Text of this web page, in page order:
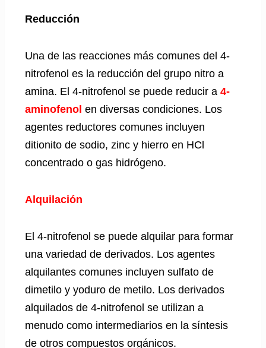
Reducción
Una de las reacciones más comunes del 4-
nitrofenol es la reducción del grupo nitro a
amina. El 4-nitrofenol se puede reducir a 4-
aminofenol en diversas condiciones. Los
agentes reductores comunes incluyen
ditionito de sodio, zinc y hierro en HCl
concentrado o gas hidrógeno.
Alquilación
El 4-nitrofenol se puede alquilar para formar
una variedad de derivados. Los agentes
alquilantes comunes incluyen sulfato de
dimetilo y yoduro de metilo. Los derivados
alquilados de 4-nitrofenol se utilizan a
menudo como intermediarios en la síntesis
de otros compuestos orgánicos.